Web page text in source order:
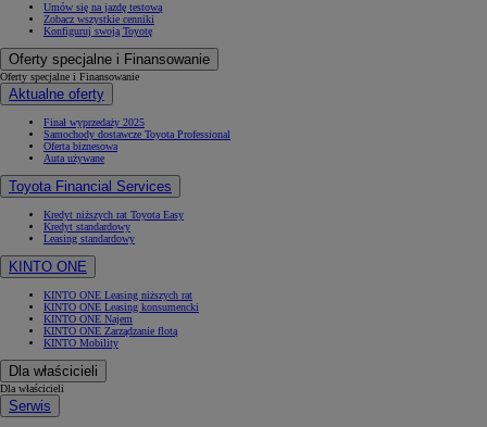
Umów się na jazdę testową
Zobacz wszystkie cenniki
Konfiguruj swoją Toyotę
Oferty specjalne i Finansowanie
Oferty specjalne i Finansowanie
Aktualne oferty
Finał wyprzedaży 2025
Samochody dostawcze Toyota Professional
Oferta biznesowa
Auta używane
Toyota Financial Services
Kredyt niższych rat Toyota Easy
Kredyt standardowy
Leasing standardowy
KINTO ONE
KINTO ONE Leasing niższych rat
KINTO ONE Leasing konsumencki
KINTO ONE Najem
KINTO ONE Zarządzanie flotą
KINTO Mobility
Dla właścicieli
Dla właścicieli
Serwis